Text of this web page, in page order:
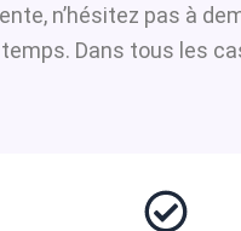
n’hésitez pas à
Dans tous les